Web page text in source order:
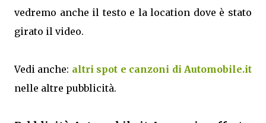
vedremo anche il testo e la location dove è stato
girato il video.
Vedi anche: altri spot e canzoni di Automobile.it
nelle altre pubblicità.